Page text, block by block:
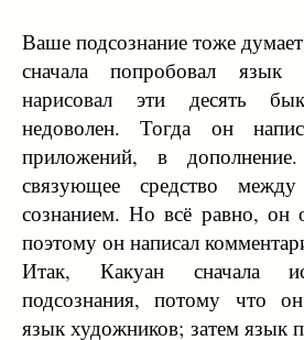
Ваше подсознание тоже
сначала попробовал язык
нарисовал эти десять
недоволен. Тогда он
приложений, в
связующее средство
сознанием. Но всё равно, он
поэтому он написал
Итак, Какуан сначала
подсознания, потому что
язык художников; затем язык